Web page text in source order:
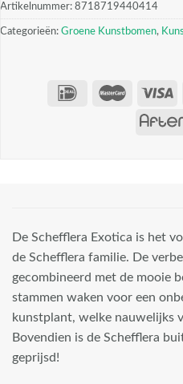
Artikelnummer: 8718719440414
Categorieën: Groene Kunstbomen,
De Schefflera Exotica is het
de Schefflera familie. De
gecombineerd met de mooie
stammen waken voor een
kunstplant, welke nauwelijks
Bovendien is de Schefflera
geprijsd!